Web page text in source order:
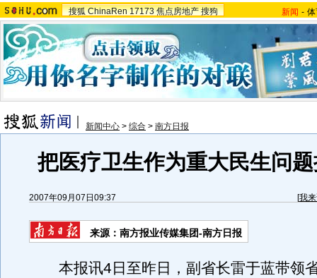
搜狐 ChinaRen 17173 焦点房地产 搜狗 新闻 -
新闻中心 > 综合 > 南方日报
把医疗卫生作为重大民生问
2007年09月07日09:37 [我
来源：南方报业传媒集团-南方日报
本报讯4日至昨日，副省长雷于蓝带领